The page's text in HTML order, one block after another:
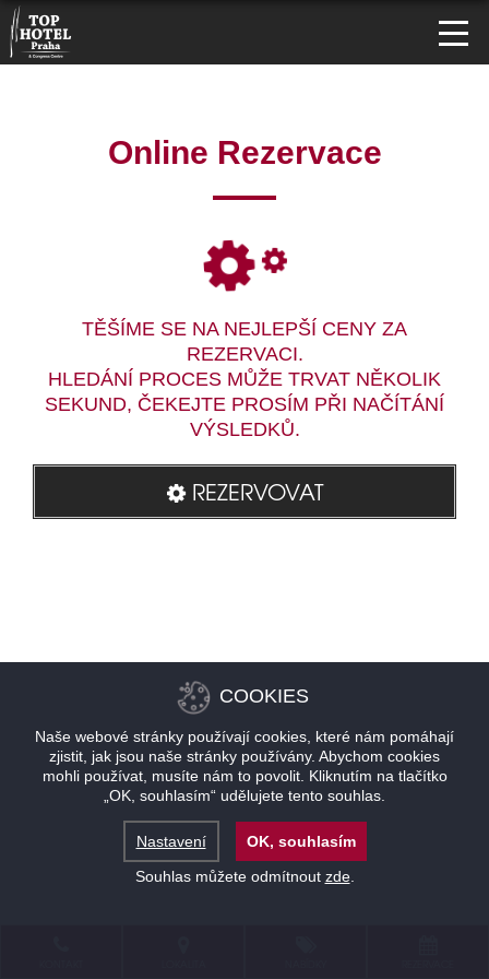
Online Rezervace
TĚŠÍME SE NA NEJLEPŠÍ CENY ZA
REZERVACI.
HLEDÁNÍ PROCES MŮŽE TRVAT NĚKOLIK
SEKUND, ČEKEJTE PROSÍM PŘI NAČÍTÁNÍ
VÝSLEDKŮ.
REZERVOVAT
COOKIES
Naše webové stránky používají cookies, které nám pomáhají
zjistit, jak jsou naše stránky používány. Abychom cookies
mohli používat, musíte nám to povolit. Kliknutím na tlačítko
„OK, souhlasím“ udělujete tento souhlas.
Nastavení
OK, souhlasím
Souhlas můžete odmítnout zde.